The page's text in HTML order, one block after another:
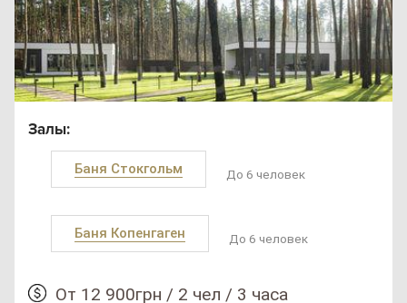
Залы:
Баня Стокгольм До 6 человек
Баня Копенгаген До 6 человек
От 12 900грн / 2 чел / 3 часа